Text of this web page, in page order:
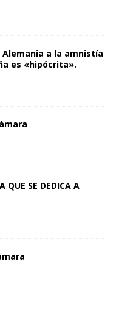
a la amnistía
es «hipócrita».
QUE SE DEDICA A